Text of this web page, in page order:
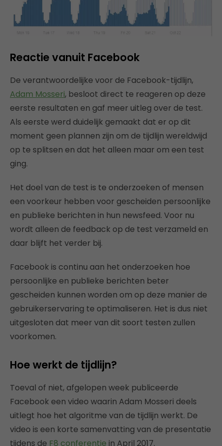
Reactie vanuit Facebook
De verantwoordelijke voor de Facebook-tijdlijn,
Adam Mosseri, besloot direct te reageren op deze
eerste resultaten en gaf meer uitleg over de test.
Als eerste werd duidelijk gemaakt dat er op dit
moment geen plannen zijn om de tijdlijn wereldwijd
op te splitsen en dat het alleen maar om een test
ging.
Het doel van de test is te onderzoeken of mensen
een voorkeur hebben voor gescheiden persoonlijke
en publieke berichten in hun newsfeed. Voor nu
wordt alleen de feedback op de test verzameld en
daar blijft het verder bij.
Facebook is continu aan het onderzoeken hoe
persoonlijke en publieke berichten beter
gescheiden kunnen worden om op deze manier de
gebruikerservaring te optimaliseren. Het is dus niet
uitgesloten dat meer van dit soort testen zullen
voorkomen.
Hoe werkt de tijdlijn?
Toeval of niet, afgelopen week publiceerde
Facebook een video waarin Adam Mosseri deels
uitlegt hoe het algoritme van de tijdlijn werkt. De
video is een korte samenvatting van de presentatie
tijdens de F8 conferentie in April 2017.